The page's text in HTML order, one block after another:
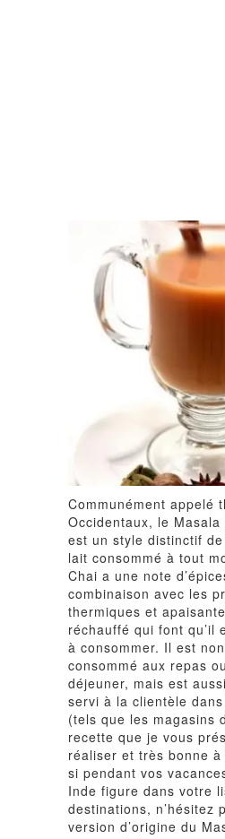
Communément appelé
Occidentaux, le Masala
est un style distinctif
lait consommé à tout
Chai a une note
combinaison avec les
thermiques et
réchauffé qui font qu’il
à consommer. Il est
consommé aux repas
déjeuner, mais est
servi à la clientèle
(tels que les magasins
recette que je vous
réaliser et très bonne
si pendant vos
Inde figure dans votre
destinations, n’hésitez
version d’origine du